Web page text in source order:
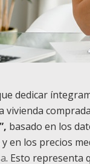
dedicar
vivienda
”, basado en los
y en los precios
. Esto representa